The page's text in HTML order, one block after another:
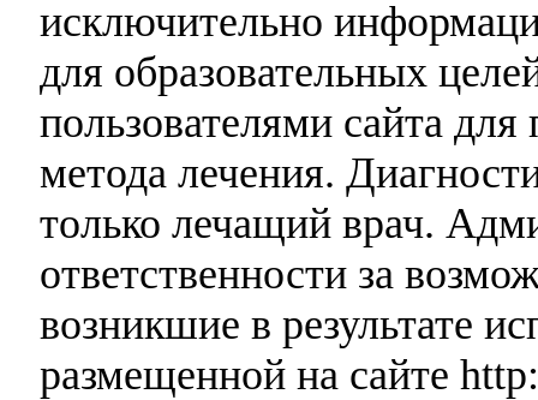
исключительно
для образовательных
пользователями сайта
метода лечения.
только лечащий врач.
ответственности за
возникшие в результате
размещенной на сайте